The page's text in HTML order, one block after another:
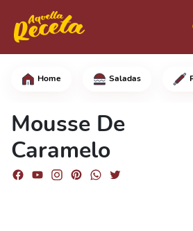
Home Saladas
Mousse De
Caramelo
En una sartén